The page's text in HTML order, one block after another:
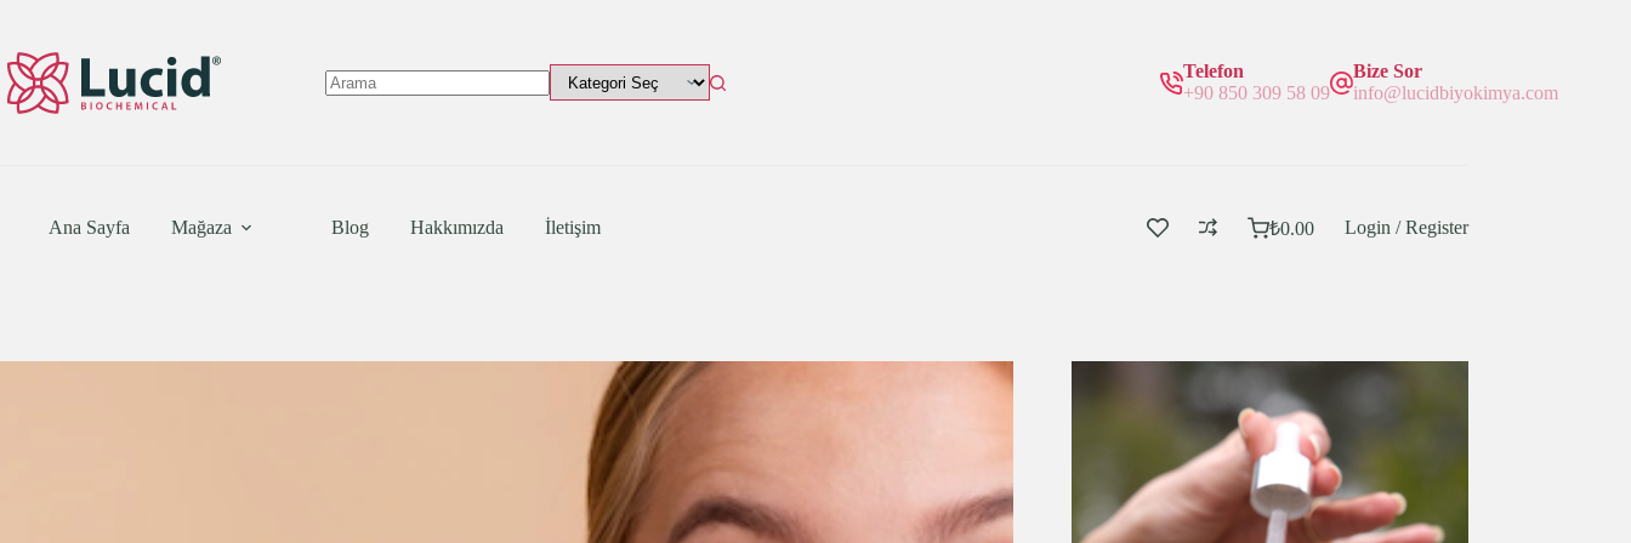
content
Telefon
+90 850 309 58 09
Bize Sor
info@lucidbiyokimya.com
Ana Sayfa Mağaza Blog Hakkımızda İletişim Sepetim
₺0.00 Login / Register